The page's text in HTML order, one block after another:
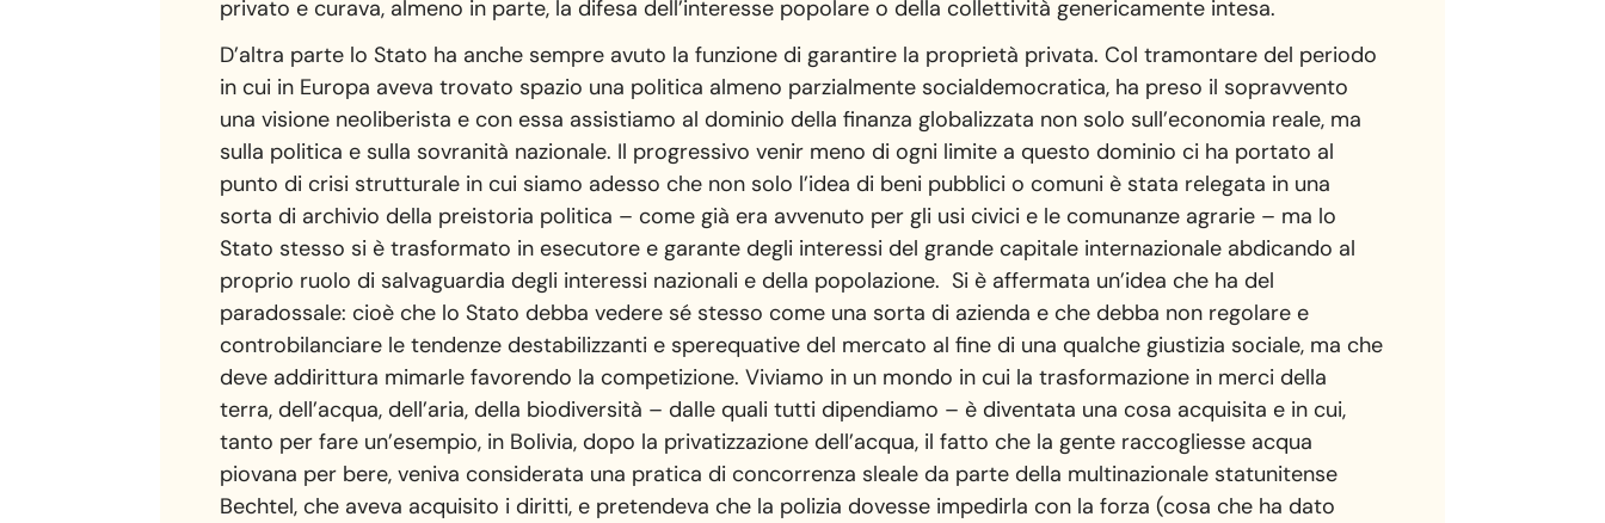
privato e curava, almeno in parte, la difesa dell’interesse popolare o della collettività genericamente intesa.
D’altra parte lo Stato ha anche sempre avuto la funzione di garantire la proprietà privata. Col tramontare del periodo
in cui in Europa aveva trovato spazio una politica almeno parzialmente socialdemocratica, ha preso il sopravvento
una visione neoliberista e con essa assistiamo al dominio della finanza globalizzata non solo sull’economia reale, ma
sulla politica e sulla sovranità nazionale. Il progressivo venir meno di ogni limite a questo dominio ci ha portato al
punto di crisi strutturale in cui siamo adesso che non solo l’idea di beni pubblici o comuni è stata relegata in una
sorta di archivio della preistoria politica – come già era avvenuto per gli usi civici e le comunanze agrarie – ma lo
Stato stesso si è trasformato in esecutore e garante degli interessi del grande capitale internazionale abdicando al
proprio ruolo di salvaguardia degli interessi nazionali e della popolazione. Si è affermata un’idea che ha del
paradossale: cioè che lo Stato debba vedere sé stesso come una sorta di azienda e che debba non regolare e
controbilanciare le tendenze destabilizzanti e sperequative del mercato al fine di una qualche giustizia sociale, ma che
deve addirittura mimarle favorendo la competizione. Viviamo in un mondo in cui la trasformazione in merci della
terra, dell’acqua, dell’aria, della biodiversità – dalle quali tutti dipendiamo – è diventata una cosa acquisita e in cui,
tanto per fare un’esempio, in Bolivia, dopo la privatizzazione dell’acqua, il fatto che la gente raccogliesse acqua
piovana per bere, veniva considerata una pratica di concorrenza sleale da parte della multinazionale statunitense
Bechtel, che aveva acquisito i diritti, e pretendeva che la polizia dovesse impedirla con la forza (cosa che ha dato